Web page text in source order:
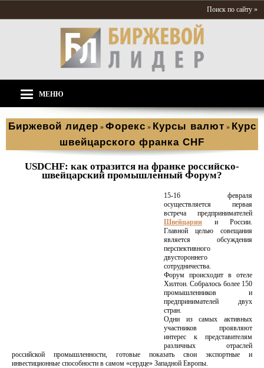
Поиск по сайту »
МЕНЮ
Биржевой лидер » Форекс » Курсы валют » Курс
швейцарского франка CHF
USDCHF: как отразится на франке российско-
швейцарский промышленный Форум?
15-16 февраля
осуществляется первая
встреча предпринимателей
Швейцарии и России.
Главной целью совещания
является обсуждения
перспективного
двустороннего
сотрудничества.
Форум происходит в отеле
Хилтон. Собралось более 150
промышленников и
предпринимателей двух
стран.
Одни из самых активных
участников проявляют
интерес к представителям
различных отраслей
российской промышленности, готовые показать свои экспортные и
инвестиционные способности в самом «сердце» Западной Европы.